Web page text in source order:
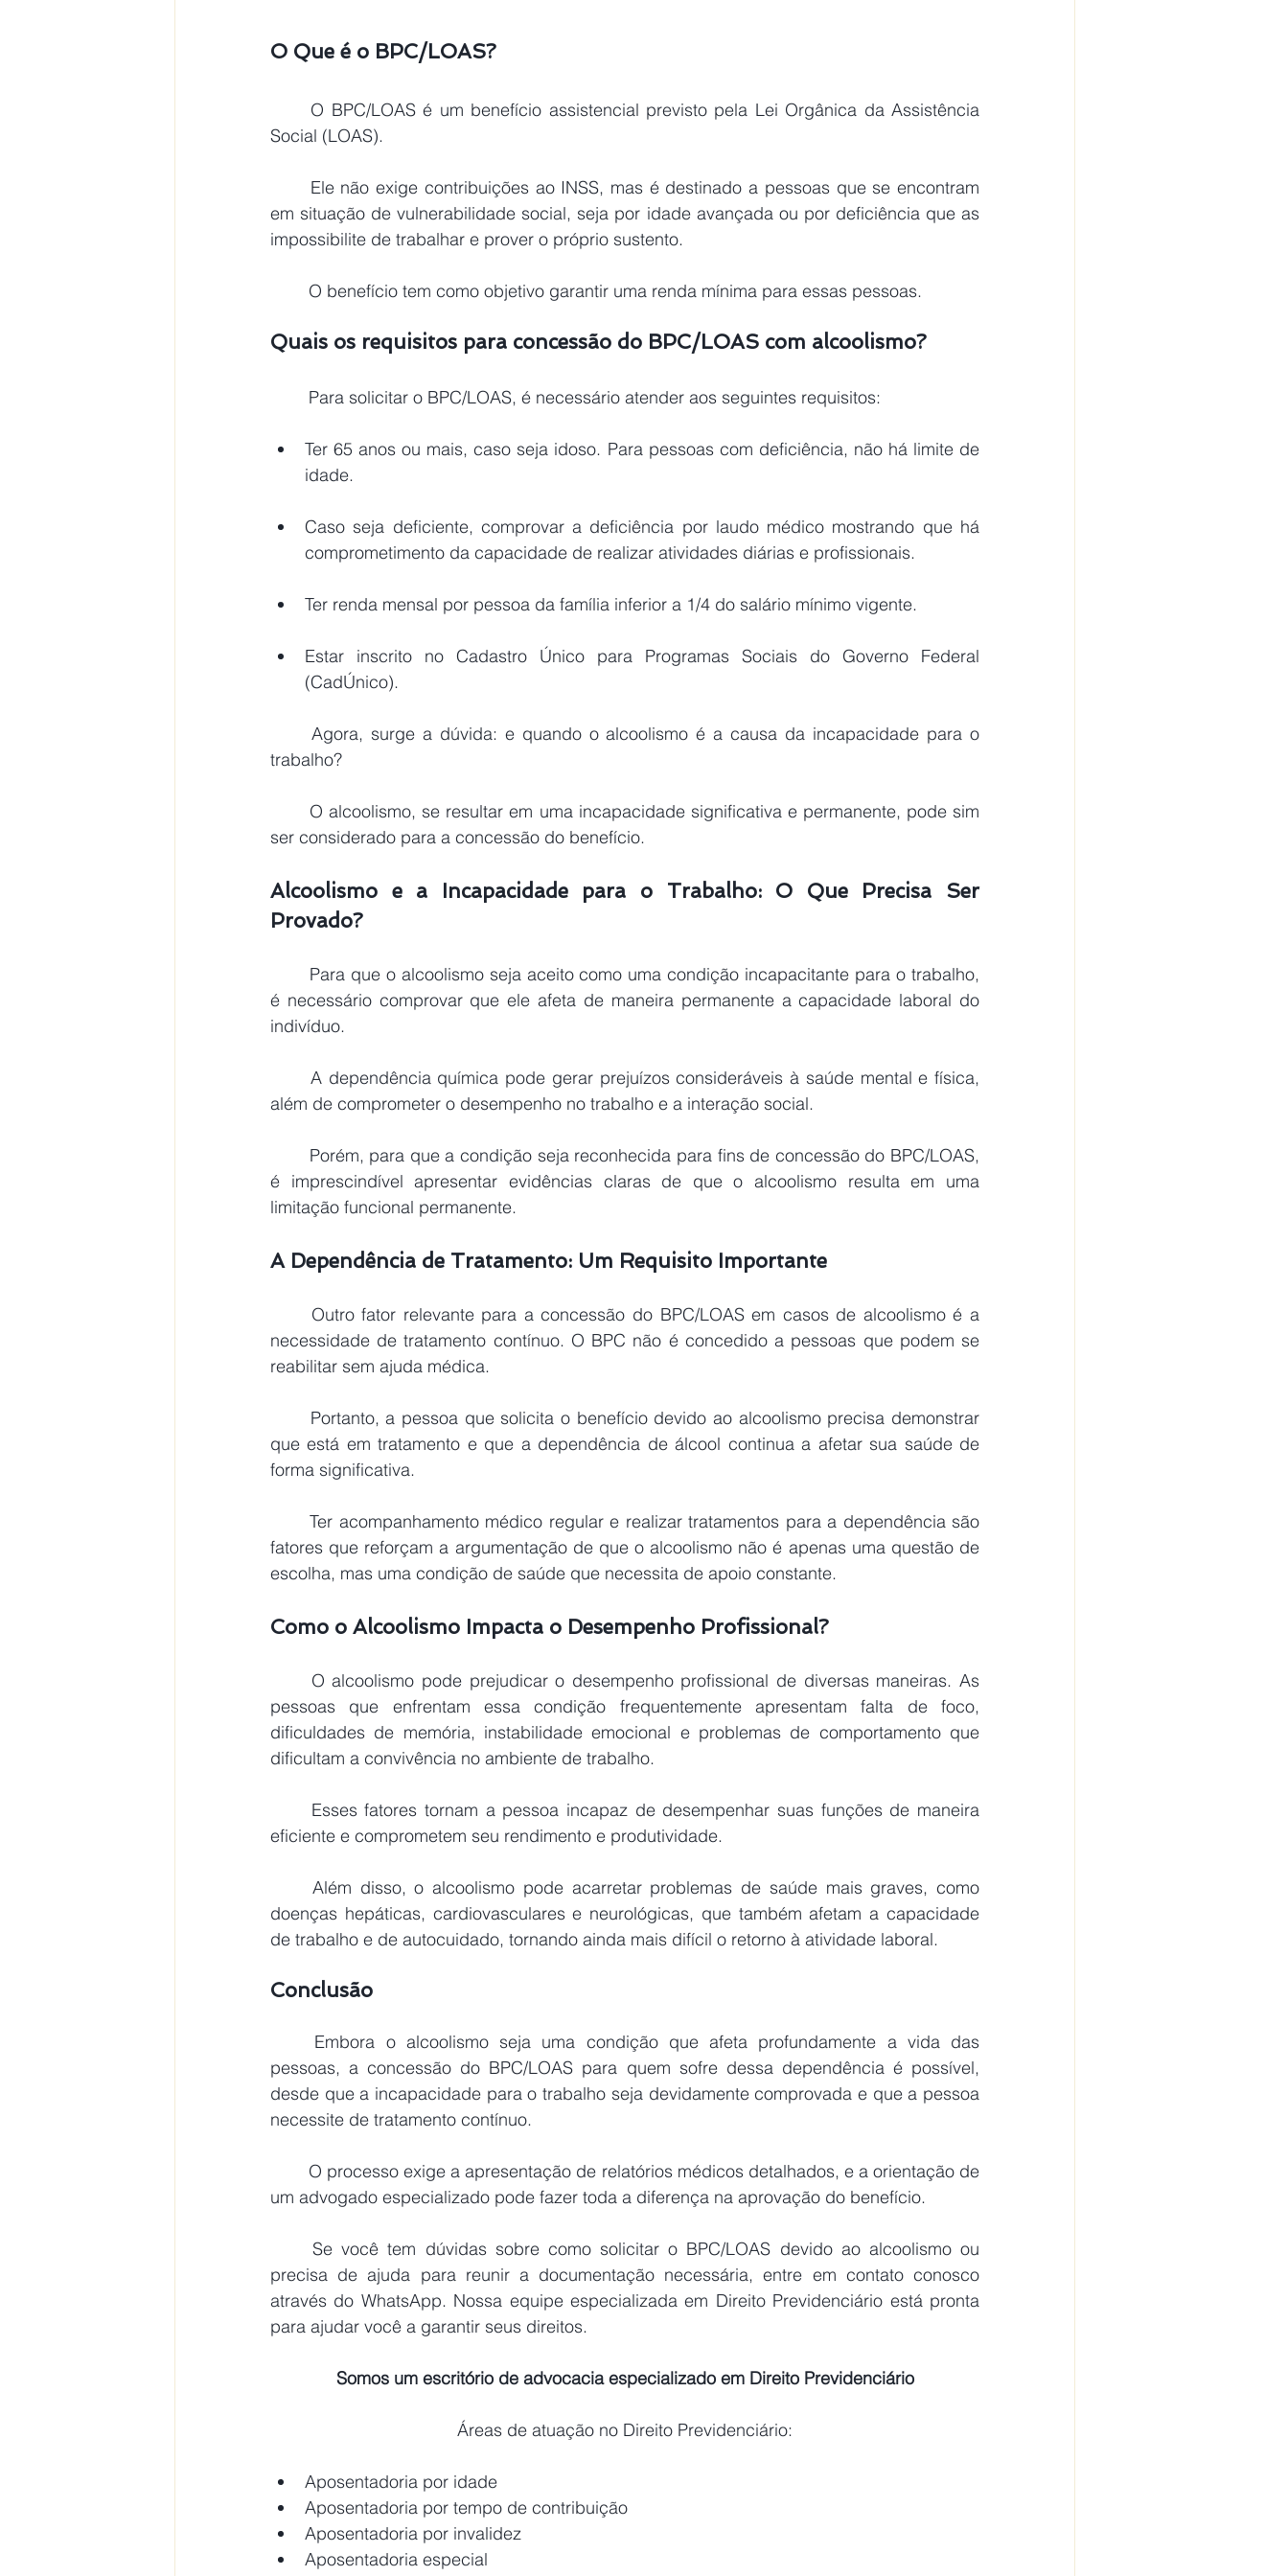
O Que é o BPC/LOAS?
O BPC/LOAS é um benefício assistencial previsto pela Lei Orgânica da Assistência
Social (LOAS).
em situação de vulnerabilidade social, seja por idade avançada ou por deficiência que as
impossibilite de trabalhar e prover o próprio sustento.
	O benefício tem como objetivo garantir uma renda mínima para essas pessoas.
Quais os requisitos para concessão do BPC/LOAS com alcoolismo?
Para solicitar o BPC/LOAS, é necessário atender aos seguintes requisitos:
Ter 65 anos ou mais, caso seja idoso. Para pessoas com deficiência, não há limite de
idade.
Caso seja deficiente, comprovar a deficiência por laudo médico mostrando que há
comprometimento da capacidade de realizar atividades diárias e profissionais.
Ter renda mensal por pessoa da família inferior a 1/4 do salário mínimo vigente.
Estar inscrito no Cadastro Único para Programas Sociais do Governo Federal
(CadÚnico).
trabalho?
ser considerado para a concessão do benefício.
Alcoolismo e a Incapacidade para o Trabalho: O Que Precisa Ser
Provado?
Para que o alcoolismo seja aceito como uma condição incapacitante para o trabalho,
é necessário comprovar que ele afeta de maneira permanente a capacidade laboral do
indivíduo.
além de comprometer o desempenho no trabalho e a interação social.
é imprescindível apresentar evidências claras de que o alcoolismo resulta em uma
limitação funcional permanente.
A Dependência de Tratamento: Um Requisito Importante
Outro fator relevante para a concessão do BPC/LOAS em casos de alcoolismo é a
necessidade de tratamento contínuo. O BPC não é concedido a pessoas que podem se
reabilitar sem ajuda médica.
que está em tratamento e que a dependência de álcool continua a afetar sua saúde de
forma significativa.
	Ter acompanhamento médico regular e realizar tratamentos para a dependência são
fatores que reforçam a argumentação de que o alcoolismo não é apenas uma questão de
escolha, mas uma condição de saúde que necessita de apoio constante.
Como o Alcoolismo Impacta o Desempenho Profissional?
pessoas que enfrentam essa condição frequentemente apresentam falta de foco,
dificuldades de memória, instabilidade emocional e problemas de comportamento que
dificultam a convivência no ambiente de trabalho.
eficiente e comprometem seu rendimento e produtividade.
doenças hepáticas, cardiovasculares e neurológicas, que também afetam a capacidade
de trabalho e de autocuidado, tornando ainda mais difícil o retorno à atividade laboral.
Conclusão
pessoas, a concessão do BPC/LOAS para quem sofre dessa dependência é possível,
desde que a incapacidade para o trabalho seja devidamente comprovada e que a pessoa
necessite de tratamento contínuo.
um advogado especializado pode fazer toda a diferença na aprovação do benefício.
	Se você tem dúvidas sobre como solicitar o BPC/LOAS devido ao alcoolismo ou
precisa de ajuda para reunir a documentação necessária, entre em contato conosco
através do WhatsApp. Nossa equipe especializada em Direito Previdenciário está pronta
para ajudar você a garantir seus direitos.
Somos um escritório de advocacia especializado em Direito Previdenciário
Áreas de atuação no Direito Previdenciário:
Aposentadoria por idade
Aposentadoria por tempo de contribuição
Aposentadoria por invalidez
Aposentadoria especial